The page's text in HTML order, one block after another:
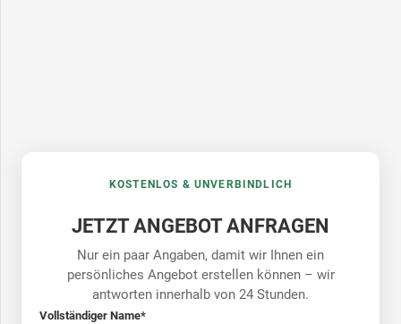
KOSTENLOS & UNVERBINDLICH
JETZT ANGEBOT ANFRAGEN
Nur ein paar Angaben, damit wir Ihnen ein
persönliches Angebot erstellen können – wir
antworten innerhalb von 24 Stunden.
Vollständiger Name*